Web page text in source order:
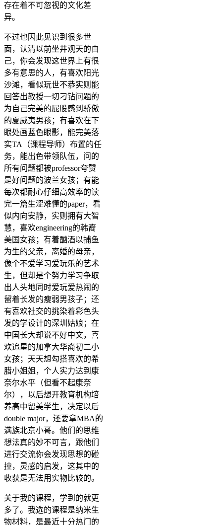
存在着不可忽视的文化差
异。
不过也因此见识到很多世
面，认清以前坐井观天的自
己，你会发现这世界上有很
多有意思的人，有喜欢阳光
沙滩，看似玩世不恭实则能
回答出教授一切刁钻问题的
为自己完美的屁股感到骄傲
的夏威夷男孩；有喜欢在下
眼处画蓝色眼影，能完美落
实TA（课程导师）布置的任
务，能出色带领队伍，问的
所有问题都被professor夸赞
是好问题的波兰女孩；有能
每次都耐心仔细高效率的读
完一篇生涩难懂的paper，看
似内向安静，实则拥有大智
慧，喜欢engineering的韩裔
美国女孩；有着酗酒以捕鱼
为生的父亲，离婚的母亲，
像个不爱学习爱玩乐的艺术
生，但却是个努力学习争取
出人头地同时爱玩爱热闹的
留着长发的瘦弱男孩子；还
有喜欢社交的挑染着彩色头
发的学设计的深圳姑娘；在
中国长大却说不好中文，喜
欢追星的加拿大华裔初二小
女孩；天天想勾搭喜欢的希
腊小姐姐，个人实力达到康
奈尔水平（但看不起康奈
尔），以后想开教育机构培
养高中留美学生，决定以后
double major，还要拿MBA的
满族北京小哥。他们的思维
想法真的妙不可言，跟他们
进行交流你会发现思想的碰
撞，灵感的启发，这其中的
收获是无法用实物比较的。
关于我的课程，学到的就更
多了。我选的课程是纳米生
物材料，是最近十分热门的